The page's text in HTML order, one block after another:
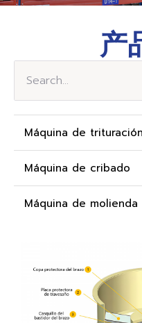
产
Máquina de trituración
Máquina de cribado
Máquina de